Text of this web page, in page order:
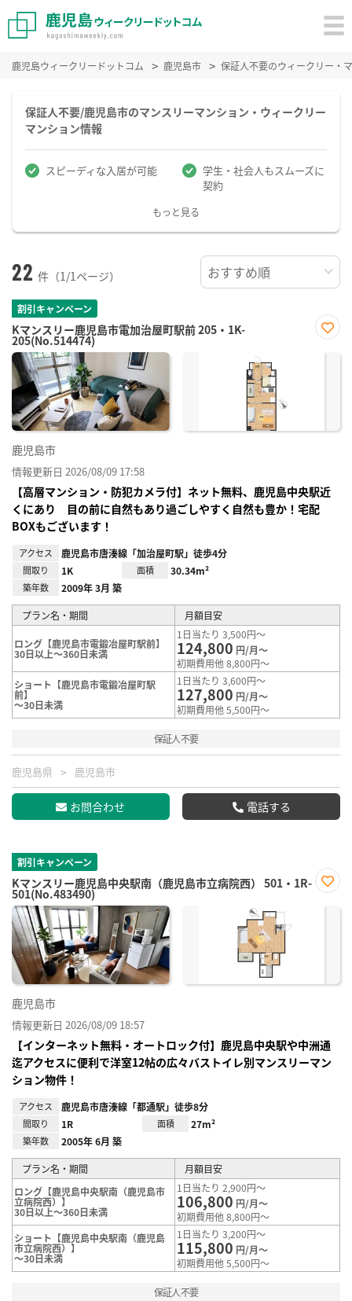
鹿児島ウィークリードットコム 鹿児島市 保証人不要のウィークリー・
保証人不要/鹿児島市のマンスリーマンション・ウィークリー
マンション情報
スピーディな入居が可能
学生・社会人もスムーズに
契約
もっと見る
22 件（1/1ページ）
割引キャンペーン
Kマンスリー鹿児島市電加治屋町駅前 205・1K-
205(No.514474)
に入
鹿児島市
情報更新日 2026/08/09 17:58
【高層マンション・防犯カメラ付】ネット無料、鹿児島中央駅近
くにあり 目の前に自然もあり過ごしやすく自然も豊か！宅配
BOXもございます！
アクセス 鹿児島市唐湊線「加治屋町駅」徒歩4分
間取り 1K 面積 30.34m²
築年数 2009年 3月 築
プラン名・期間 月額目安
ロング【鹿児島市電鍛冶屋町駅前】
30日以上～360日未満
1日当たり 3,500円～
124,800 円/月～
初期費用他 8,800円～
ショート【鹿児島市電鍛冶屋町駅
前】
～30日未満
1日当たり 3,600円～
127,800 円/月～
初期費用他 5,500円～
保証人不要
鹿児島県 鹿児島市
お問合わせ 電話する
割引キャンペーン
Kマンスリー鹿児島中央駅南（鹿児島市立病院西） 501・1R-
501(No.483490)
に入
鹿児島市
情報更新日 2026/08/09 18:57
【インターネット無料・オートロック付】鹿児島中央駅や中洲通
迄アクセスに便利で洋室12帖の広々バストイレ別マンスリーマン
ション物件！
アクセス 鹿児島市唐湊線「都通駅」徒歩8分
間取り 1R 面積 27m²
築年数 2005年 6月 築
プラン名・期間
月額目安
ロング【鹿児島中央駅南（鹿児島市
立病院西）】
30日以上～360日未満
1日当たり 2,900円～
106,800 円/月～
初期費用他 8,800円～
ショート【鹿児島中央駅南（鹿児島
市立病院西）】
～30日未満
1日当たり 3,200円～
115,800 円/月～
初期費用他 5,500円～
保証人不要